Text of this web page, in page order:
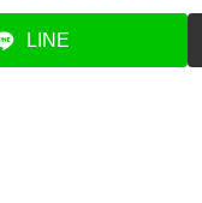
LINE